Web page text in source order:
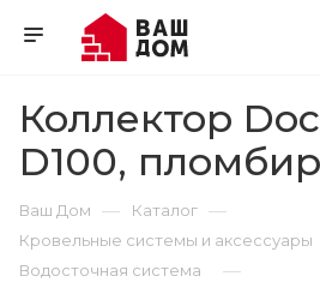
Коллектор
D100, пломбир
Ваш Дом — Каталог —
Кровельные системы и аксессуары
Водосточная система —